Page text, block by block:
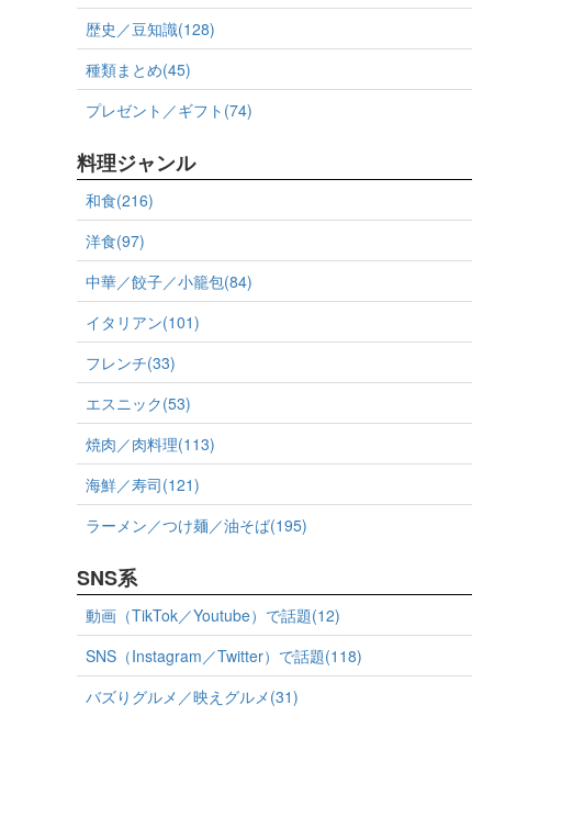
歴史／豆知識(128)
種類まとめ(45)
プレゼント／ギフト(74)
料理ジャンル
和食(216)
洋食(97)
中華／餃子／小籠包(84)
イタリアン(101)
フレンチ(33)
エスニック(53)
焼肉／肉料理(113)
海鮮／寿司(121)
ラーメン／つけ麺／油そば(195)
SNS系
動画（TikTok／Youtube）で話題(12)
SNS（Instagram／Twitter）で話題(118)
バズりグルメ／映えグルメ(31)